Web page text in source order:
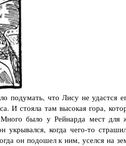
подумать, что Лису не удастся
И стояла там высокая гора,
было у Рейнарда мест для
когда чего-то
он подошел к ним, уселся на